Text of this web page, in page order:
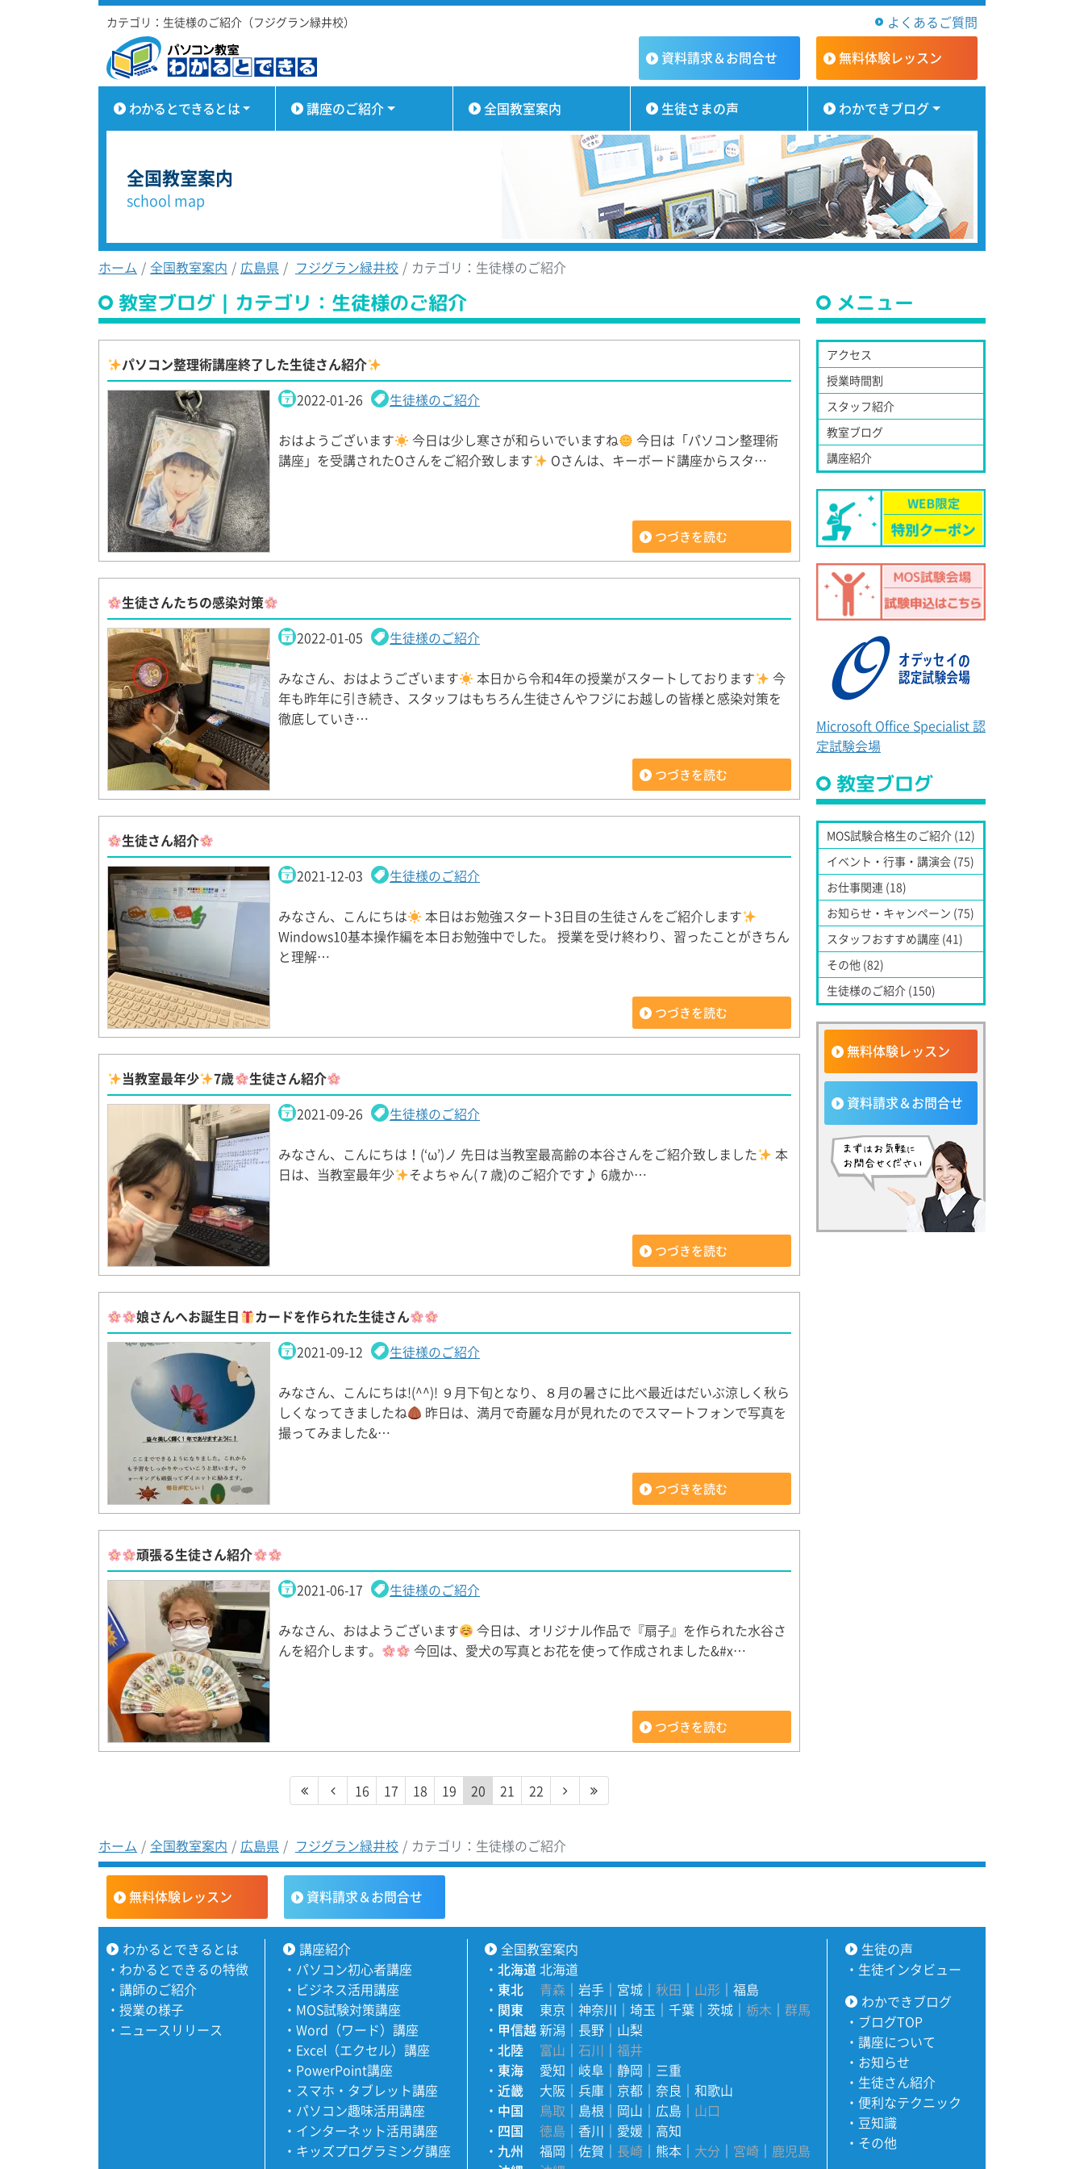
カテゴリ：生徒様のご紹介（フジグラン緑井校）
よくあるご質問
資料請求＆お問合せ 無料体験レッスン
わかるとできるとは 講座のご紹介 全国教室案内 生徒さまの声 わかできブログ
全国教室案内
school map
ホーム 全国教室案内 広島県 フジグラン緑井校 カテゴリ：生徒様のご紹介
教室ブログ｜カテゴリ：生徒様のご紹介
パソコン整理術講座終了した生徒さん紹介
2022-01-26
生徒様のご紹介
おはようございます 今日は少し寒さが和らいでいますね
今日は「パソコン整理術
講座」を受講されたOさんをご紹介致します
Oさんは、キーボード講座からスタ…
つづきを読む
生徒さんたちの感染対策
2022-01-05
生徒様のご紹介
みなさん、おはようございます 本日から令和4年の授業がスタートしております
今
年も昨年に引き続き、スタッフはもちろん生徒さんやフジにお越しの皆様と感染対策を
徹底していき…
つづきを読む
生徒さん紹介
2021-12-03
生徒様のご紹介
みなさん、こんにちは
本日はお勉強スタート3日目の生徒さんをご紹介します
Windows10基本操作編を本日お勉強中でした。 授業を受け終わり、習ったことがきちん
と理解…
つづきを読む
当教室最年少 7歳
生徒さん紹介
2021-09-26
生徒様のご紹介
みなさん、こんにちは！(‘ω’)ノ 先日は当教室最高齢の本谷さんをご紹介致しました
本
日は、当教室最年少
そよちゃん(７歳)のご紹介です♪ 6歳か…
つづきを読む
娘さんへお誕生日
カードを作られた生徒さん
2021-09-12
生徒様のご紹介
みなさん、こんにちは!(^^)! ９月下旬となり、８月の暑さに比べ最近はだいぶ涼しく秋ら
しくなってきましたね
昨日は、満月で奇麗な月が見れたのでスマートフォンで写真を
撮ってみました&…
つづきを読む
頑張る生徒さん紹介
2021-06-17
生徒様のご紹介
みなさん、おはようございます
今日は、オリジナル作品で『扇子』を作られた水谷さ
んを紹介します。
今回は、愛犬の写真とお花を使って作成されました&#x…
つづきを読む
16 17 18 19 20 21 22
メニュー
アクセス
授業時間割
スタッフ紹介
教室ブログ
講座紹介
Microsoft Office Specialist 認
定試験会場
教室ブログ
MOS試験合格生のご紹介 (12)
イベント・行事・講演会 (75)
お仕事関連 (18)
お知らせ・キャンペーン (75)
スタッフおすすめ講座 (41)
その他 (82)
生徒様のご紹介 (150)
無料体験レッスン
資料請求＆お問合せ
ホーム 全国教室案内 広島県 フジグラン緑井校 カテゴリ：生徒様のご紹介
無料体験レッスン 資料請求＆お問合せ
わかるとできるとは
・ わかるとできるの特徴
・ 講師のご紹介
・ 授業の様子
・ ニュースリリース
講座紹介
・ パソコン初心者講座
・ ビジネス活用講座
・ MOS試験対策講座
・ Word（ワード）講座
・ Excel（エクセル）講座
・ PowerPoint講座
・ スマホ・タブレット講座
・ パソコン趣味活用講座
・ インターネット活用講座
・ キッズプログラミング講座
全国教室案内
・北海道 北海道
・ 東北 青森 ｜岩手 ｜ 宮城 ｜秋田 ｜ 山形 ｜福島
・ 関東 東京 ｜神奈川 ｜埼玉 ｜千葉 ｜茨城 ｜栃木 ｜群馬
・ 甲信越新潟 ｜ 長野 ｜ 山梨
・北陸 富山 ｜石川 ｜福井
・ 東海 愛知 ｜ 岐阜 ｜静岡 ｜ 三重
・近畿 大阪 ｜ 兵庫 ｜ 京都 ｜奈良 ｜和歌山
・ 中国 鳥取 ｜ 島根 ｜ 岡山 ｜ 広島 ｜ 山口
・ 四国 徳島 ｜ 香川 ｜ 愛媛 ｜ 高知
・ 九州 福岡 ｜佐賀 ｜ 長崎 ｜ 熊本 ｜ 大分 ｜ 宮崎 ｜ 鹿児島
生徒の声
・ 生徒インタビュー
わかできブログ
・ ブログTOP
・ 講座について
・ お知らせ
・ 生徒さん紹介
・ 便利なテクニック
・ 豆知識
・ その他